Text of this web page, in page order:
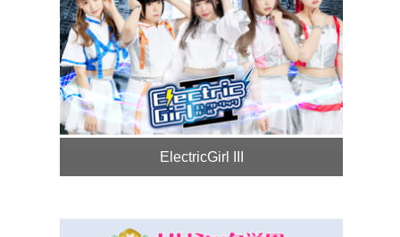
ElectricGirl III